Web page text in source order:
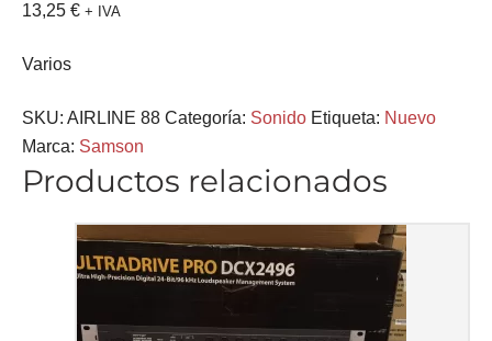
13,25 € + IVA
Varios
SKU: AIRLINE 88 Categoría: Sonido Etiqueta: Nuevo
Marca: Samson
Productos relacionados